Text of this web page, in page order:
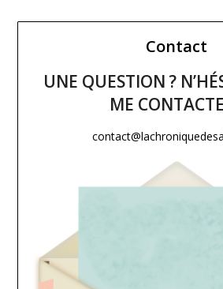
Contact
UNE QUESTION ?
ME